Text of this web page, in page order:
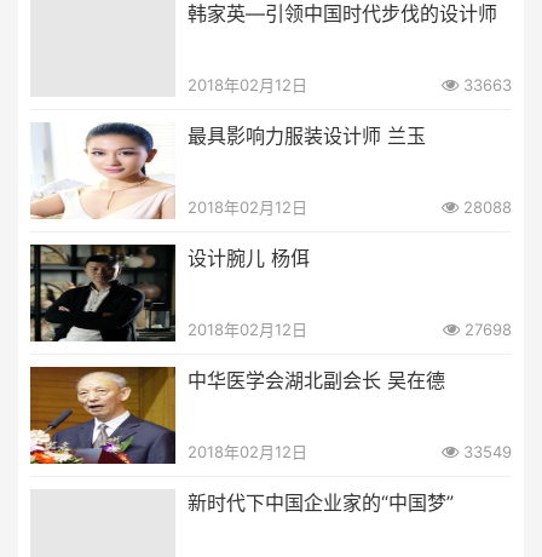
韩家英—引领中国时代步伐的设计师
2018年02月12日 33663
最具影响力服装设计师 兰玉
2018年02月12日 28088
设计腕儿 杨佴
2018年02月12日 27698
中华医学会湖北副会长 吴在德
2018年02月12日 33549
新时代下中国企业家的“中国梦”